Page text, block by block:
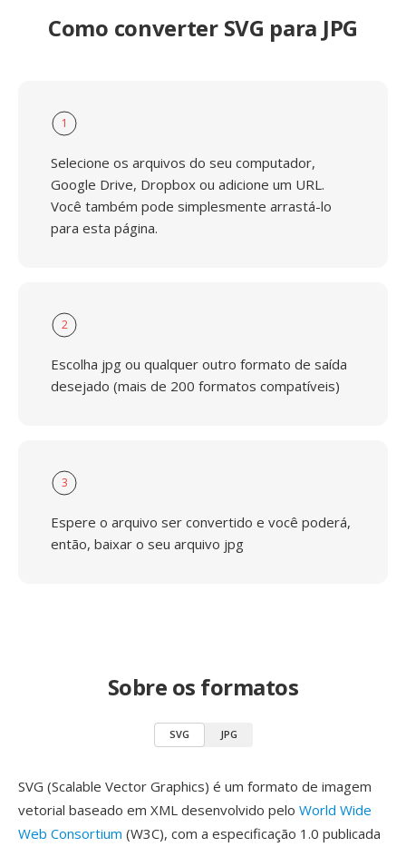
Como converter SVG para JPG
1
Selecione os arquivos do seu computador,
Google Drive, Dropbox ou adicione um URL.
Você também pode simplesmente arrastá-lo
para esta página.
2
Escolha jpg ou qualquer outro formato de saída
desejado (mais de 200 formatos compatíveis)
3
Espere o arquivo ser convertido e você poderá,
então, baixar o seu arquivo jpg
Sobre os formatos
SVG JPG
SVG (Scalable Vector Graphics) é um formato de imagem
vetorial baseado em XML desenvolvido pelo World Wide
Web Consortium (W3C), com a especificação 1.0 publicada